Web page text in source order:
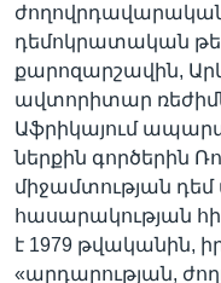
ժողովրդավարական
դեմոկրատական
քարոզարշավին,
ավտորիտար
Աֆրիկայում
ներքին գործերին
միջամտության
հասարակության
է 1979 թվականին,
«արդարության,